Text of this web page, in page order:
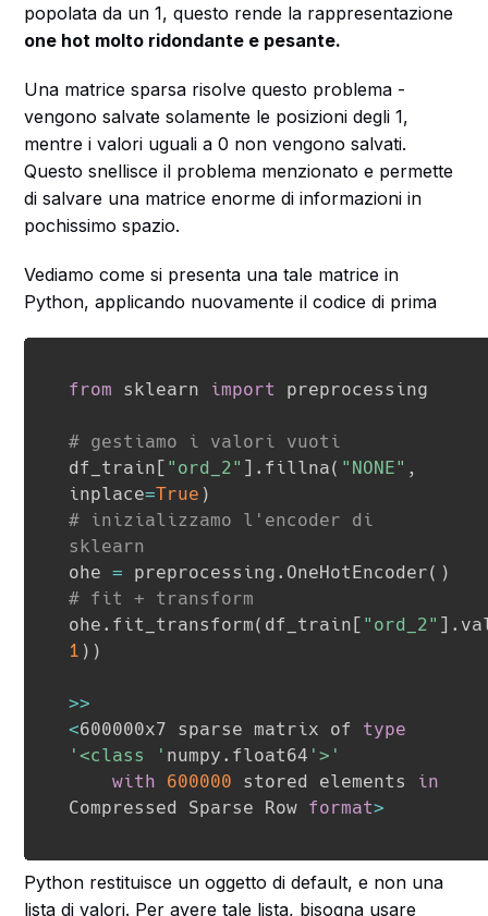
popolata da un 1, questo rende la rappresentazione
one hot molto ridondante e pesante.
Una matrice sparsa risolve questo problema -
vengono salvate solamente le posizioni degli 1,
mentre i valori uguali a 0 non vengono salvati.
Questo snellisce il problema menzionato e permette
di salvare una matrice enorme di informazioni in
pochissimo spazio.
Vediamo come si presenta una tale matrice in
Python, applicando nuovamente il codice di prima
from sklearn import preprocessing
# gestiamo i valori vuoti
df_train [ "ord_2" ] . fillna( "NONE" ,
inplace=True )
# inizializzamo l'encoder di
sklearn
ohe = preprocessing . OneHotEncoder( )
# fit + transform
ohe . fit_transform( df_train [ "ord_2" ] .
1 ) )
>>
<600000x7 sparse matrix of type
'<class ' numpy . float64 '>'
with
600000 stored elements in
Compressed Sparse Row format>
Python restituisce un oggetto di default, e non una
lista di valori. Per avere tale lista, bisogna usare